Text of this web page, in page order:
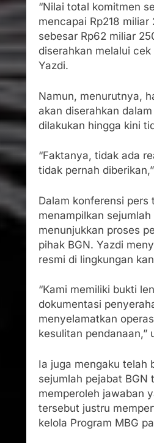
“Nilai total komitmen
mencapai Rp218
sebesar Rp62 miliar
diserahkan melalui
Yazdi.
Namun, menurutnya,
akan diserahkan
dilakukan hingga kini
“Faktanya, tidak ada
tidak pernah
Dalam konferensi
menampilkan
menunjukkan proses
pihak BGN. Yazdi
resmi di lingkungan
“Kami memiliki bukti
dokumentasi
menyelamatkan
kesulitan pendanaan,”
Ia juga mengaku telah
sejumlah pejabat BGN
memperoleh jawaban
tersebut justru
kelola Program MBG